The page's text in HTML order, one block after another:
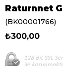
Raturnnet
(BK00001766)
₺300,00